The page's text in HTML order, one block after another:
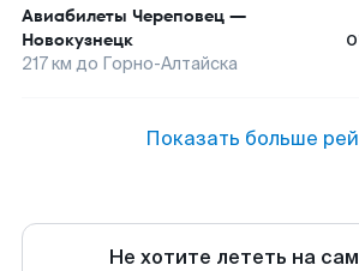
Авиабилеты Череповец —
Новокузнецк
217км до Горно-Алтайска
Показать больше
Не хотите лететь на